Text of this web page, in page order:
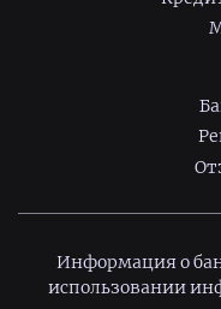
Информация о
использовании